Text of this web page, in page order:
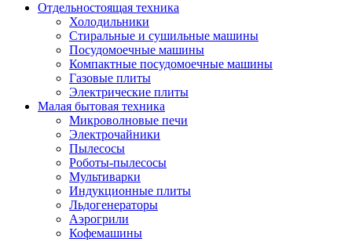
Отдельностоящая техника
Холодильники
Стиральные и сушильные машины
Посудомоечные машины
Компактные посудомоечные машины
Газовые плиты
Электрические плиты
Малая бытовая техника
Микроволновые печи
Электрочайники
Пылесосы
Роботы-пылесосы
Мультиварки
Индукционные плиты
Льдогенераторы
Аэрогрили
Кофемашины